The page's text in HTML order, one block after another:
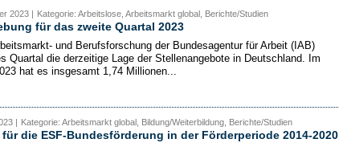
2023 | Kategorie: Arbeitslose, Arbeitsmarkt global, Berichte/Studien
für das zweite Quartal 2023
und Berufsforschung der Bundesagentur für Arbeit (IAB)
Quartal die derzeitige Lage der Stellenangebote in Deutschland. Im
hat es insgesamt 1,74 Millionen...
| Kategorie: Arbeitsmarkt global, Bildung/Weiterbildung, Berichte/Studien
die ESF-Bundesförderung in der Förderperiode 2014-2020